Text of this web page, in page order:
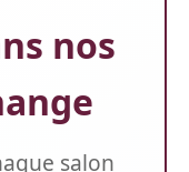
nos
salon